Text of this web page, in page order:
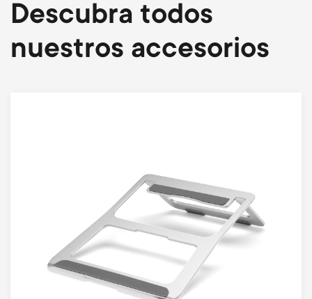
Descubra todos
nuestros accesorios